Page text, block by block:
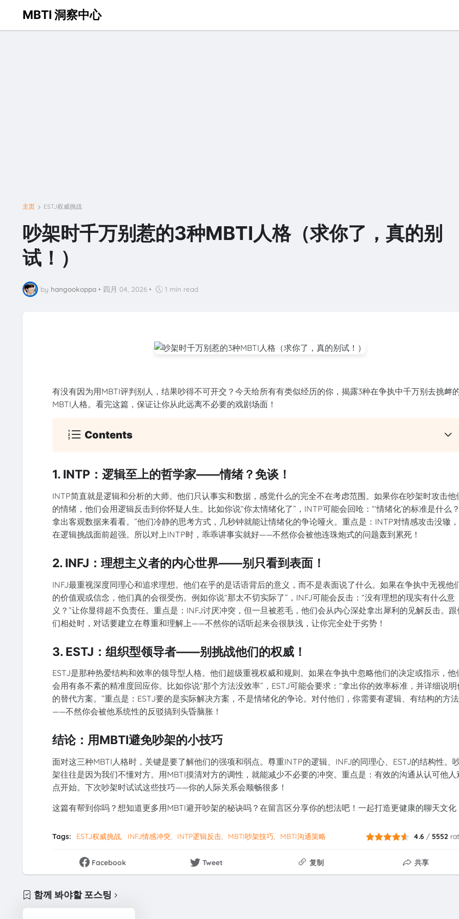
MBTI 洞察中心
主页 ESTJ权威挑战
吵架时千万别惹的3种MBTI人格（求你了，真的别
试！）
by hangookoppa • 四月 04, 2026 • 1 min read
有没有因为用MBTI评判别人，结果吵得不可开交？今天给所有有类似经历的你，揭露3种在争执中千万别去挑衅
MBTI人格。看完这篇，保证让你从此远离不必要的戏剧场面！
Contents
1. INTP：逻辑至上的哲学家——情绪？免谈！
INTP简直就是逻辑和分析的大师。他们只认事实和数据，感觉什么的完全不在考虑范围。如果你在吵架时攻击他
的情绪，他们会用逻辑反击到你怀疑人生。比如你说“你太情绪化了”，INTP可能会回呛：“‘情绪化’的标准是什么？
拿出客观数据来看看。”他们冷静的思考方式，几秒钟就能让情绪化的争论哑火。重点是：INTP对情感攻击没辙
在逻辑挑战面前超强。所以对上INTP时，乖乖讲事实就好——不然你会被他连珠炮式的问题轰到累死！
2. INFJ：理想主义者的内心世界——别只看到表面！
INFJ最重视深度同理心和追求理想。他们在乎的是话语背后的意义，而不是表面说了什么。如果在争执中无视他
的价值观或信念，他们真的会很受伤。例如你说“那太不切实际了”，INFJ可能会反击：“没有理想的现实有什么意
义？”让你显得超不负责任。重点是：INFJ讨厌冲突，但一旦被惹毛，他们会从内心深处拿出犀利的见解反击。跟
们相处时，对话要建立在尊重和理解上——不然你的话听起来会很肤浅，让你完全处于劣势！
3. ESTJ：组织型领导者——别挑战他们的权威！
ESTJ是那种热爱结构和效率的领导型人格。他们超级重视权威和规则。如果在争执中忽略他们的决定或指示，他
会用有条不紊的精准度回应你。比如你说“那个方法没效率”，ESTJ可能会要求：“拿出你的效率标准，并详细说明
的替代方案。”重点是：ESTJ要的是实际解决方案，不是情绪化的争论。对付他们，你需要有逻辑、有结构的方法
——不然你会被他系统性的反驳搞到头昏脑胀！
结论：用MBTI避免吵架的小技巧
面对这三种MBTI人格时，关键是要了解他们的强项和弱点。尊重INTP的逻辑、INFJ的同理心、ESTJ的结构性。
架往往是因为我们不懂对方。用MBTI摸清对方的调性，就能减少不必要的冲突。重点是：有效的沟通从认可他人
点开始。下次吵架时试试这些技巧——你的人际关系会顺畅很多！
这篇有帮到你吗？想知道更多用MBTI避开吵架的秘诀吗？在留言区分享你的想法吧！一起打造更健康的聊天文化
Tags: ESTJ权威挑战 INFJ情感冲突 INTP逻辑反击 MBTI吵架技巧 MBTI沟通策略 4.6 /5552
Facebook Tweet 复制 共享
함께 봐야할 포스팅